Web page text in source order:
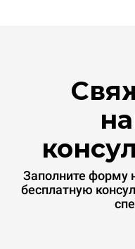
Заполните форму
бесплатную